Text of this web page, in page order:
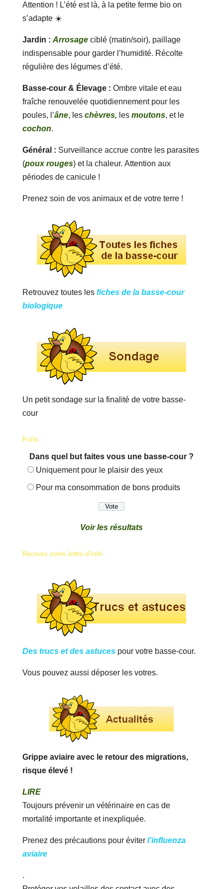
Attention ! L’été est là, à la petite ferme bio on
s’adapte ☀️
Jardin : Arrosageciblé (matin/soir), paillage
indispensable pour garder l’humidité. Récolte
régulière des légumes d’été.
Basse-cour & Élevage : Ombre vitale et eau
fraîche renouvelée quotidiennement pour les
poules, l’âne, les chèvres, les moutons, et le
cochon.
Général : Surveillance accrue contre les parasites
(poux rouges) et la chaleur. Attention aux
périodes de canicule !
Prenez soin de vos animaux et de votre terre !
Retrouvez toutes les fiches de la basse-cour
biologique
Un petit sondage sur la finalité de votre basse-
cour
Polls
Dans quel but faites vous une basse-cour ?
Uniquement pour le plaisir des yeux
Pour ma consommation de bons produits
Voir les résultats
Recevez notre lettre d'info
Des trucs et des astucespour votre basse-cour.
Vous pouvez aussi déposer les votres.
Grippe aviaire avec le retour des migrations,
risque élevé !
LIRE
Toujours prévenir un vétérinaire en cas de
mortalité importante et inexpliquée.
Prenez des précautions pour éviter l’influenza
aviaire
.